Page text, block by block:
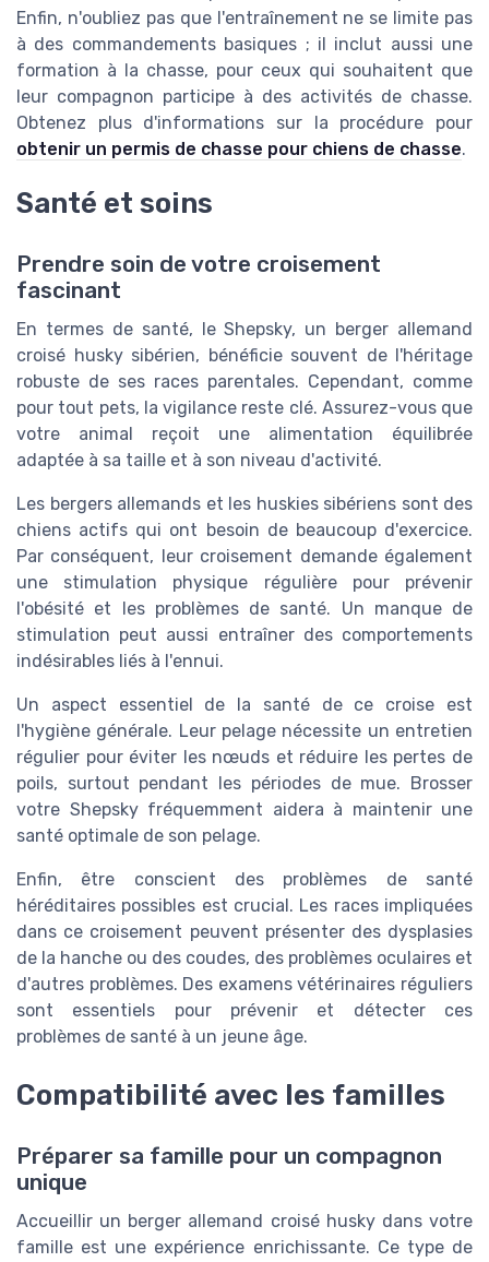
Enfin, n'oubliez pas que l'entraînement ne se limite pas
à des commandements basiques ; il inclut aussi une
formation à la chasse, pour ceux qui souhaitent que
leur compagnon participe à des activités de chasse.
Obtenez plus d'informations sur la procédure pour
obtenir un permis de chasse pour chiens de chasse.
Santé et soins
Prendre soin de votre croisement
fascinant
En termes de santé, le Shepsky, un berger allemand
croisé husky sibérien, bénéficie souvent de l'héritage
robuste de ses races parentales. Cependant, comme
pour tout pets, la vigilance reste clé. Assurez-vous que
votre animal reçoit une alimentation équilibrée
adaptée à sa taille et à son niveau d'activité.
Les bergersallemands et les huskies sibériens sont des
chiens actifs qui ont besoin de beaucoup d'exercice.
Par conséquent, leur croisement demande également
une stimulation physique régulière pour prévenir
l'obésité et les problèmesde santé. Un manque de
stimulation peut aussi entraîner des comportements
indésirables liés à l'ennui.
Un aspect essentiel de la santé de ce croise est
l'hygiène générale. Leur pelage nécessite un entretien
régulier pour éviter les nœuds et réduire les pertes de
poils, surtout pendant les périodes de mue. Brosser
votre Shepsky fréquemment aidera à maintenir une
santé optimale de son pelage.
Enfin, être conscient des problèmes de santé
héréditaires possibles est crucial. Les racesimpliquées
dans ce croisement peuvent présenter des dysplasies
de la hanche ou des coudes, des problèmes oculaires et
d'autres problèmes. Des examens vétérinaires réguliers
sont essentiels pour prévenir et détecter ces
problèmes de santé à un jeune âge.
Compatibilité avec les familles
Préparer sa famille pour un compagnon
unique
Accueillir un berger allemand croisé husky dans votre
famille est une expérience enrichissante. Ce type de